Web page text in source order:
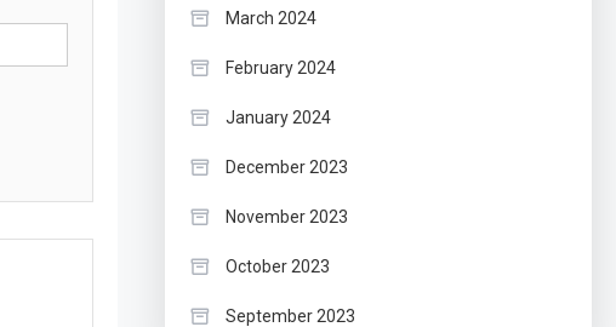
March 2024
February 2024
January 2024
December 2023
November 2023
October 2023
September 2023